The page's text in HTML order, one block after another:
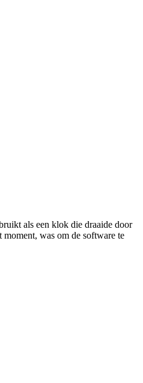
als een klok die draaide door
was om de software te